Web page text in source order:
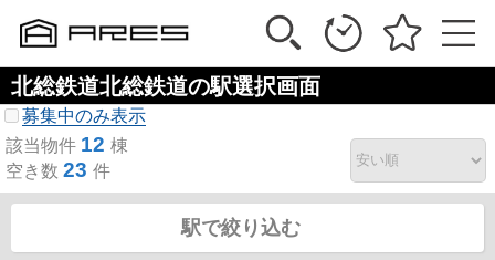
北総鉄道北総鉄道の駅選択画面
募集中のみ表示
該当物件 12 棟
空き数 23 件
駅で絞り込む